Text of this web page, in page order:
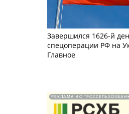
Завершился 1626-й
спецоперации РФ на
Главное
РЕКЛАМА АО